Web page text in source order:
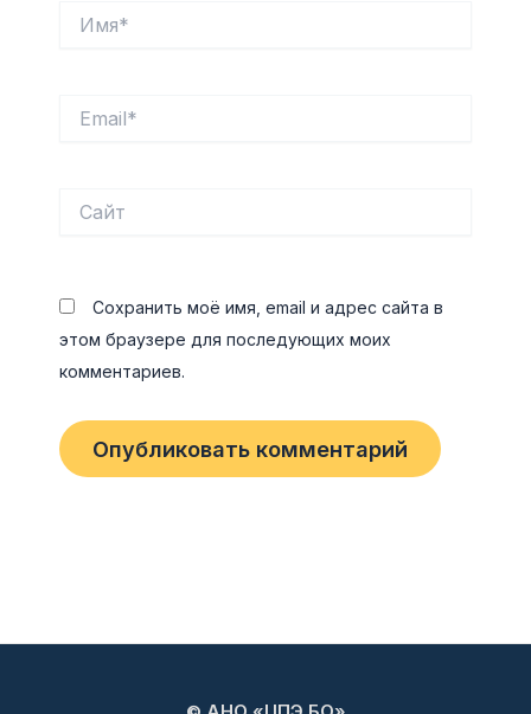
Сохранить моё имя, email и адрес сайта в
этом браузере для последующих моих
комментариев.